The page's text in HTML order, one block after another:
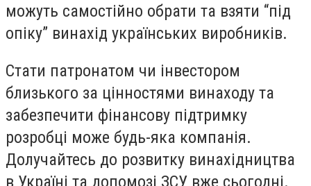
можуть самостійно обрати та взяти “під
опіку” винахід українських виробників.
Стати патронатом чи інвестором
близького за цінностями винаходу та
забезпечити фінансову підтримку
розробці може будь-яка компанія.
Долучайтесь до розвитку винахідництва
в Україні та допомозі ЗСУ вже сьогодні.